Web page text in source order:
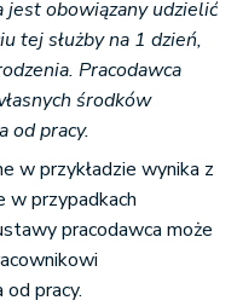
jest obowiązany udzielić
tej służby na 1 dzień,
Pracodawca
środków
od pracy.
w przykładzie wynika z
w przypadkach
pracodawca może
pracy.